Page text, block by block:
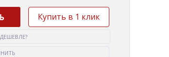
Купить в 1 клик